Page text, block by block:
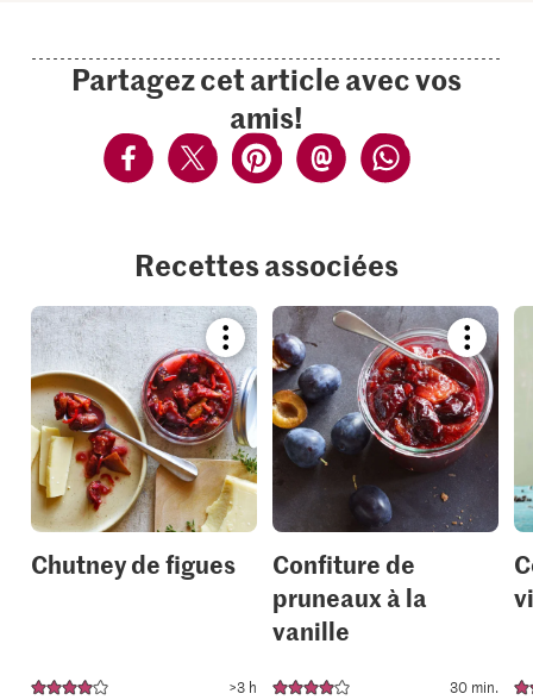
Partagez cet article avec vos
amis!
Recettes associées
Bookmark
recipe
or
add
it
to
your
collections.
Chutney de figues
>3 h
recipe
or
add
it
to
your
Confiture de
pruneaux à la
vanille
30 min.